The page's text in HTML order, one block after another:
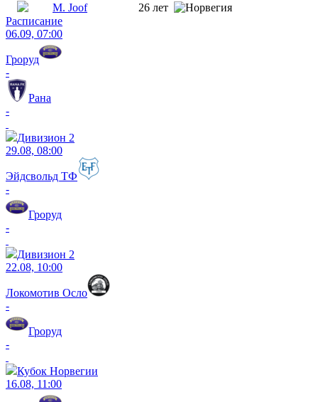
M. Joof
26 лет
Расписание
06.09, 07:00
Гроруд
-
Рана
-
Дивизион 2
29.08, 08:00
Эйдсвольд ТФ
-
Гроруд
-
Дивизион 2
22.08, 10:00
Локомотив Осло
-
Гроруд
-
Кубок Норвегии
16.08, 11:00